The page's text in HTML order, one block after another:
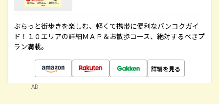
ぷらっと街歩きを楽しむ、軽くて携帯に便利なバンコクガイ
ド！１０エリアの詳細ＭＡＰ＆お散歩コース、絶対するべきプ
ラン満載。
詳細を見る
AD